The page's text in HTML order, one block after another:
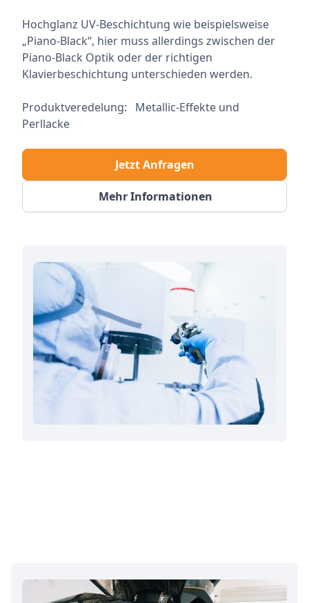
Hochglanz UV-Beschichtung wie beispielsweise
„Piano-Black“, hier muss allerdings zwischen der
Piano-Black Optik oder der richtigen
Klavierbeschichtung unterschieden werden.
Produktveredelung: Metallic-Effekte und
Perllacke
Mehr Informationen
Jetzt Anfragen